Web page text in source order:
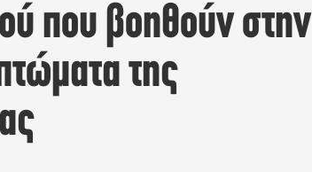
που βοηθούν στην
της